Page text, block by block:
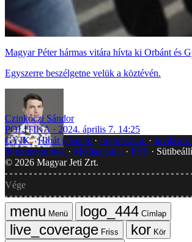
Magyar Péter hármas vitára hívta ki Orbánt és
Egyszerre beszélgetne velük a köztévén.
Czinkóczi Sándor
POLITIKA
2024. április 7. 14:25
GYIK Hibát jelentek Impresszum Javítások
dokumentumok
Médiaajánlat RSS
© 2026 Magyar Jeti Zrt.
Vége
Menü
Címlap
Friss
Kör